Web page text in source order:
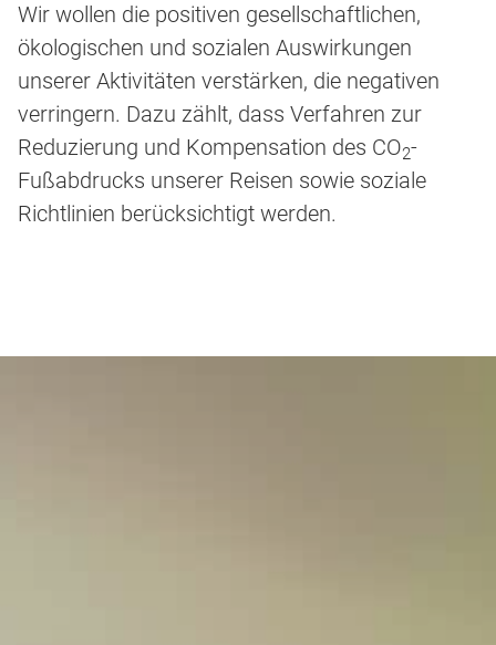
Wir wollen die positiven gesellschaftlichen,
ökologischen und sozialen Auswirkungen
unserer Aktivitäten verstärken, die negativen
verringern. Dazu zählt, dass Verfahren zur
Reduzierung und Kompensation des CO2-
Fußabdrucks unserer Reisen sowie soziale
Richtlinien berücksichtigt werden.